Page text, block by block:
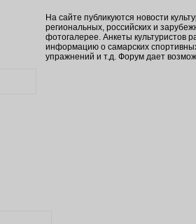
На сайте публикуются новости
региональных, российских и
фотогалерее. Анкеты культуристов
информацию о самарских
упражнений и т.д. Форум дает